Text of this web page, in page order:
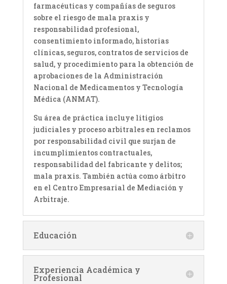
farmacéuticas y compañías de seguros
sobre el riesgo de mala praxis y
responsabilidad profesional,
consentimiento informado, historias
clínicas, seguros, contratos de servicios de
salud, y procedimiento para la obtención de
aprobaciones de la Administración
Nacional de Medicamentos y Tecnología
Médica (ANMAT).
Su área de práctica incluye litigios
judiciales y proceso arbitrales en reclamos
por responsabilidad civil que surjan de
incumplimientos contractuales,
responsabilidad del fabricante y delitos;
mala praxis. También actúa como árbitro
en el Centro Empresarial de Mediación y
Arbitraje.
Educación
Experiencia Académica y
Profesional